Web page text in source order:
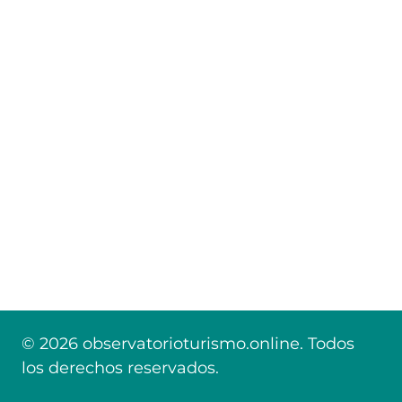
© 2026 observatorioturismo.online. Todos
los derechos reservados.